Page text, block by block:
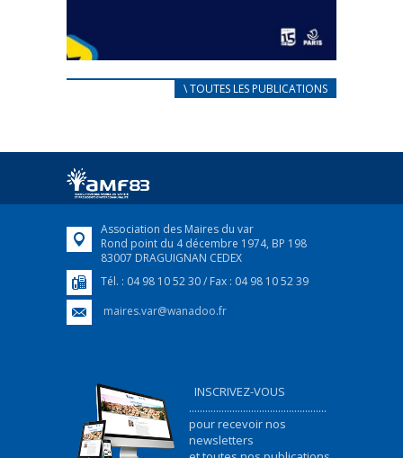
CARNET D’ACCUEIL
Afin d’accompagner au mieux les réfugiés
FEUILLETER
\ TOUTES LES PUBLICATIONS
Association des Maires du var
Rond point du 4 décembre 1974, BP 198
83007 DRAGUIGNAN CEDEX
Tél. : 04 98 10 52 30 / Fax : 04 98 10 52 39
maires.var@wanadoo.fr
INSCRIVEZ-VOUS
...................................................
pour recevoir nos
newsletters